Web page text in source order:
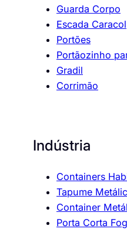
Guarda Corpo
Escada Caracol
Portões
Portãozinho
Gradil
Corrimão
Indústria
Containers
Tapume
Container
Porta Corta